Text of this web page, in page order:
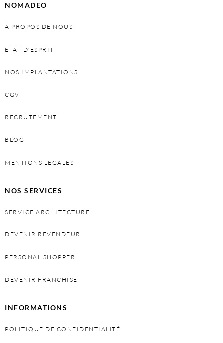
NOMADEO
À PROPOS DE NOUS
ÉTAT D’ESPRIT
NOS IMPLANTATIONS
CGV
RECRUTEMENT
BLOG
MENTIONS LEGALES
NOS SERVICES
SERVICE ARCHITECTURE
DEVENIR REVENDEUR
PERSONAL SHOPPER
DEVENIR FRANCHISÉ
INFORMATIONS
POLITIQUE DE CONFIDENTIALITÉ